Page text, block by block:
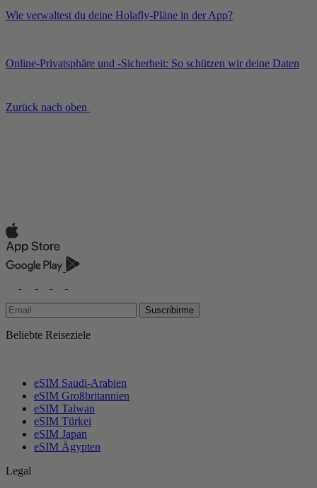
Wie verwaltest du deine Holafly-Pläne in der App?
Online-Privatsphäre und -Sicherheit: So schützen wir deine Daten
Zurück nach oben
Suscribirme
Beliebte Reiseziele
eSIM Saudi-Arabien
eSIM Großbritannien
eSIM Taiwan
eSIM Türkei
eSIM Japan
eSIM Ägypten
Legal